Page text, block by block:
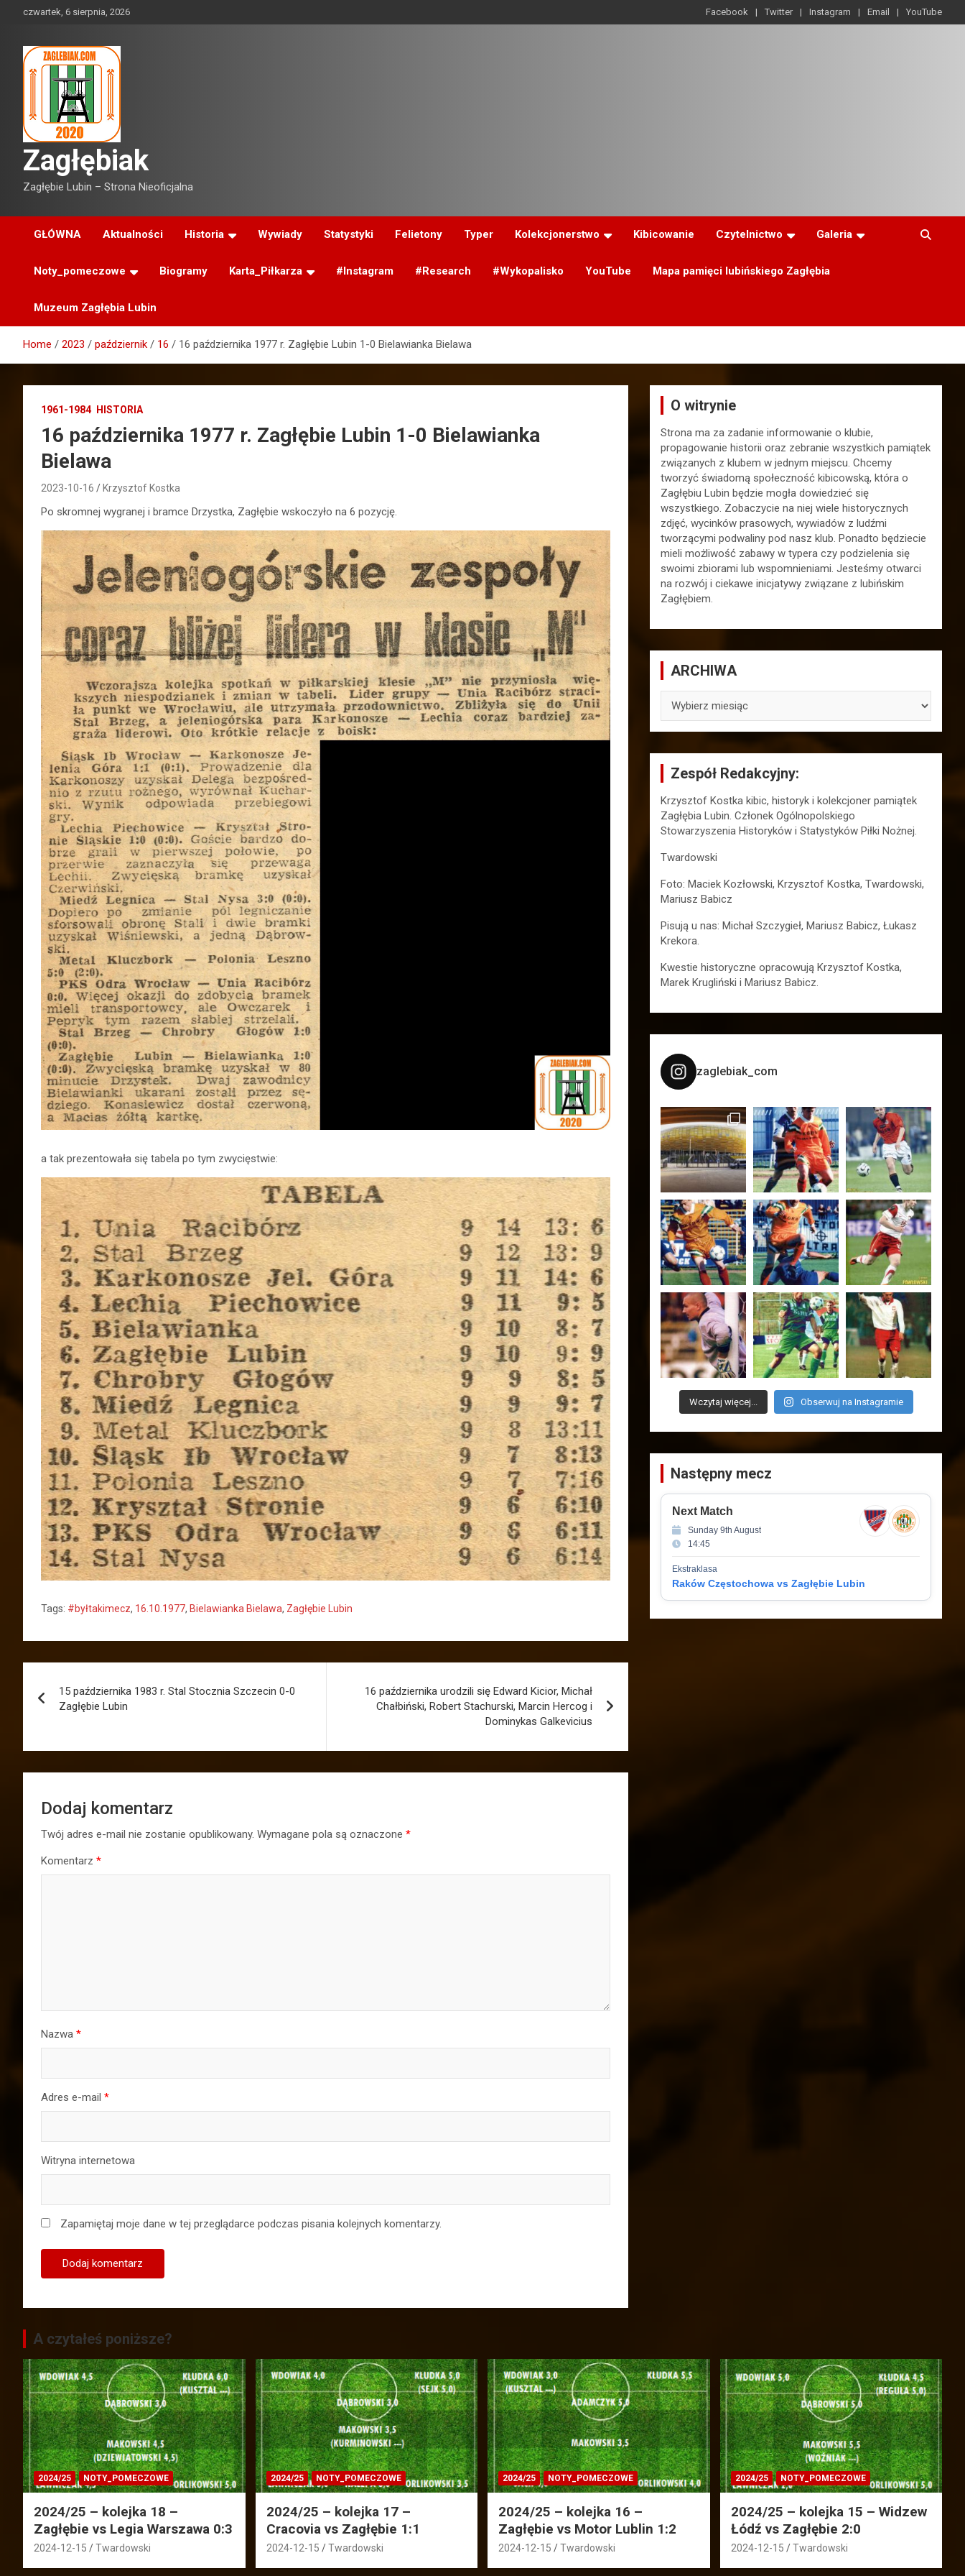
czwartek, 6 sierpnia, 2026 Facebook Twitter Instagram Email YouTube
Zagłębiak
Zagłębie Lubin – Strona Nieoficjalna
GŁÓWNA Aktualności Historia Wywiady Statystyki Felietony Typer Kolekcjonerstwo Kibicowanie Czytelnictwo Galeria
Noty_pomeczowe Biogramy Karta_Piłkarza #Instagram #Research #Wykopalisko YouTube Mapa pamięci lubińskiego Zagłębia
Muzeum Zagłębia Lubin
Home 2023 październik 16 16 października 1977 r. Zagłębie Lubin 1-0 Bielawianka Bielawa
1961-1984 HISTORIA
16 października 1977 r. Zagłębie Lubin 1-0 Bielawianka
Bielawa
2023-10-16 Krzysztof Kostka
Po skromnej wygranej i bramce Drzystka, Zagłębie wskoczyło na 6 pozycję.
a tak prezentowała się tabela po tym zwycięstwie:
Tags: #byłtakimecz, 16.10.1977, Bielawianka Bielawa, Zagłębie Lubin
wpisu
15 października 1983 r. Stal Stocznia Szczecin 0-0
Zagłębie Lubin
16 października urodzili się Edward Kicior, Michał
Chałbiński, Robert Stachurski, Marcin Hercog i
Dominykas Galkevicius
Dodaj komentarz
Twój adres e-mail nie zostanie opublikowany. Wymagane pola są oznaczone *
Komentarz *
Nazwa *
Adres e-mail *
Witryna internetowa
Zapamiętaj moje dane w tej przeglądarce podczas pisania kolejnych komentarzy.
O witrynie
Strona ma za zadanie informowanie o klubie,
propagowanie historii oraz zebranie wszystkich pamiątek
związanych z klubem w jednym miejscu. Chcemy
tworzyć świadomą społeczność kibicowską, która o
Zagłębiu Lubin będzie mogła dowiedzieć się
wszystkiego. Zobaczycie na niej wiele historycznych
zdjęć, wycinków prasowych, wywiadów z ludźmi
tworzącymi podwaliny pod nasz klub. Ponadto będziecie
mieli możliwość zabawy w typera czy podzielenia się
swoimi zbiorami lub wspomnieniami. Jesteśmy otwarci
na rozwój i ciekawe inicjatywy związane z lubińskim
Zagłębiem.
ARCHIWA
Zespół Redakcyjny:
Krzysztof Kostka kibic, historyk i kolekcjoner pamiątek
Zagłębia Lubin. Członek Ogólnopolskiego
Stowarzyszenia Historyków i Statystyków Piłki Nożnej.
Twardowski
Foto: Maciek Kozłowski, Krzysztof Kostka, Twardowski,
Mariusz Babicz
Pisują u nas: Michał Szczygieł, Mariusz Babicz, Łukasz
Krekora.
Kwestie historyczne opracowują Krzysztof Kostka,
Marek Krugliński i Mariusz Babicz.
zaglebiak_com
Wczytaj więcej... Obserwuj na Instagramie
Następny mecz
Next Match
Sunday 9th August
14:45
Ekstraklasa
Raków Częstochowa vs Zagłębie Lubin
A czytałeś poniższe?
2024/25 NOTY_POMECZOWE
2024/25 – kolejka 18 –
Zagłębie vs Legia Warszawa 0:3
2024-12-15 Twardowski
2024/25 NOTY_POMECZOWE
2024/25 – kolejka 17 –
Cracovia vs Zagłębie 1:1
2024-12-15 Twardowski
2024/25 NOTY_POMECZOWE
2024/25 – kolejka 16 –
Zagłębie vs Motor Lublin 1:2
2024-12-15 Twardowski
2024/25 NOTY_POMECZOWE
2024/25 – kolejka 15 – Widzew
Łódź vs Zagłębie 2:0
2024-12-15 Twardowski